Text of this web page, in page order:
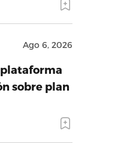
Ago 6, 2026
sobre plan